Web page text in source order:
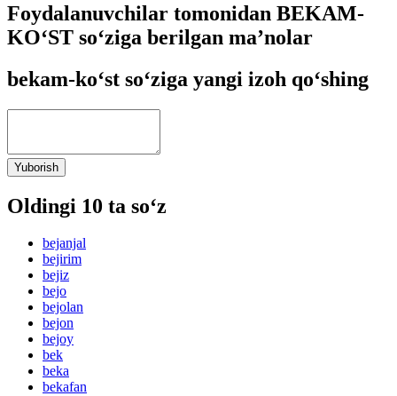
Foydalanuvchilar tomonidan BEKAM-
KO‘ST so‘ziga berilgan ma’nolar
bekam-ko‘st so‘ziga yangi izoh qo‘shing
Yuborish
Oldingi 10 ta so‘z
bejanjal
bejirim
bejiz
bejo
bejolan
bejon
bejoy
bek
beka
bekafan